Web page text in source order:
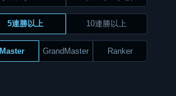
5連勝以上 10連勝以上
Master GrandMaster Ranker